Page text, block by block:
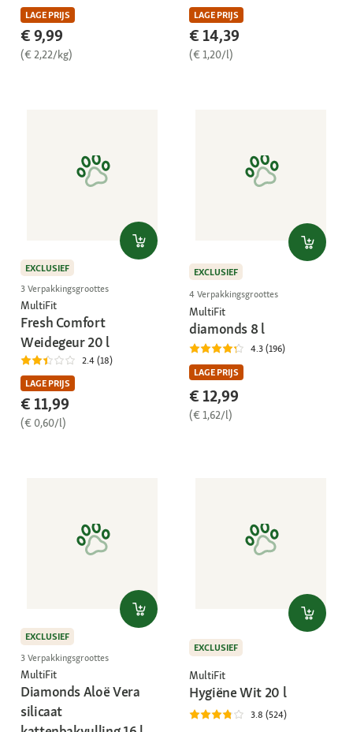
LAGE PRIJS
€ 9,99
(€ 2,22/kg)
LAGE PRIJS
€ 14,39
(€ 1,20/l)
EXCLUSIEF
3 Verpakkingsgroottes
MultiFit
Fresh Comfort
Weidegeur 20 l
2.4 (18)
LAGE PRIJS
€ 11,99
(€ 0,60/l)
EXCLUSIEF
4 Verpakkingsgroottes
MultiFit
diamonds 8 l
4.3 (196)
LAGE PRIJS
€ 12,99
(€ 1,62/l)
EXCLUSIEF
3 Verpakkingsgroottes
MultiFit
Diamonds Aloë Vera
silicaat
EXCLUSIEF
MultiFit
Hygiëne Wit 20 l
3.8 (524)